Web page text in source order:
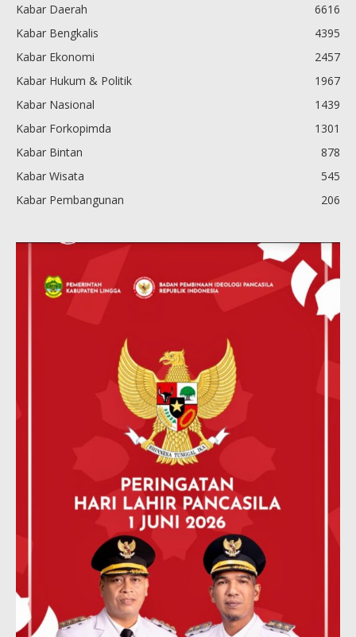
Kabar Daerah
6616
Kabar Bengkalis
4395
Kabar Ekonomi
2457
Kabar Hukum & Politik
1967
Kabar Nasional
1439
Kabar Forkopimda
1301
Kabar Bintan
878
Kabar Wisata
545
Kabar Pembangunan
206